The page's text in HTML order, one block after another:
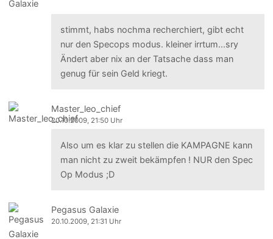
stimmt, habs nochma recherchiert, gibt echt
nur den Specops modus. kleiner irrtum...sry
Ändert aber nix an der Tatsache dass man
genug für sein Geld kriegt.
Master_leo_chief
20.10.2009, 21:50 Uhr
Also um es klar zu stellen die KAMPAGNE kann
man nicht zu zweit bekämpfen ! NUR den Spec
Op Modus ;D
Pegasus Galaxie
20.10.2009, 21:31 Uhr